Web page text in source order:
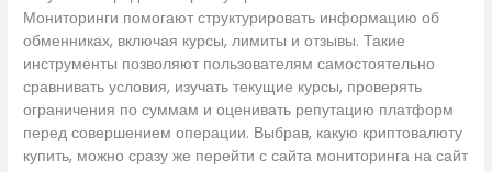
Мониторинги помогают структурировать информацию об
обменниках, включая курсы, лимиты и отзывы. Такие
инструменты позволяют пользователям самостоятельно
сравнивать условия, изучать текущие курсы, проверять
ограничения по суммам и оценивать репутацию платформ
перед совершением операции. Выбрав, какую криптовалюту
купить, можно сразу же перейти с сайта мониторинга на сайт